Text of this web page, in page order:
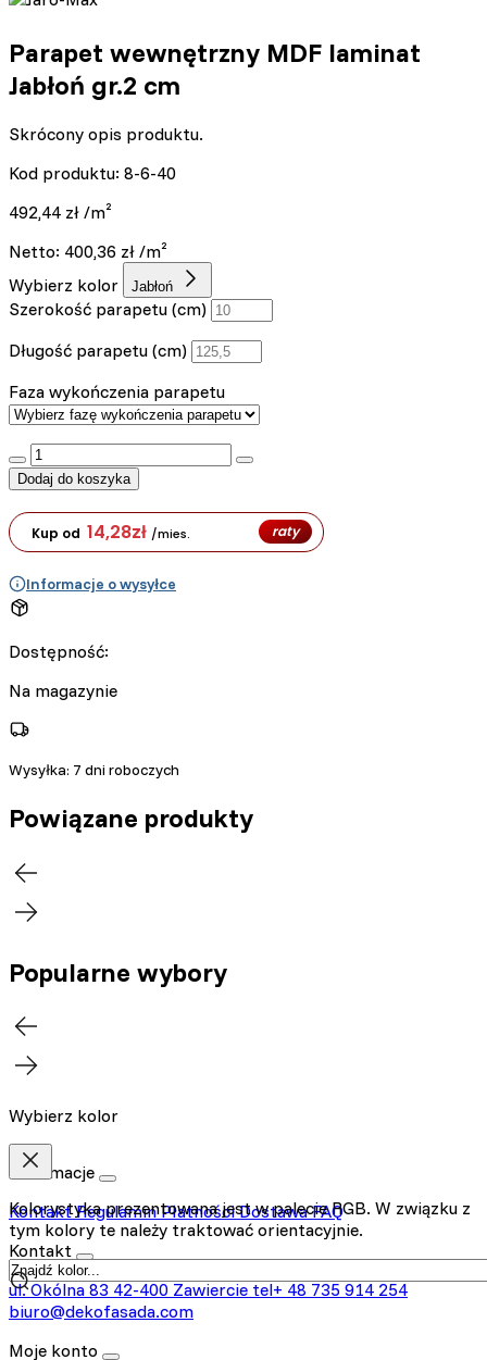
Parapet wewnętrzny MDF laminat
Jabłoń gr.2 cm
Skrócony opis produktu.
Kod produktu: 8-6-40
492,44 zł /m²
Netto: 400,36 zł /m²
Wybierz kolor
Jabłoń
Szerokość parapetu (cm)
Długość parapetu (cm)
Faza wykończenia parapetu
:product_name quantity
Dodaj do koszyka
Kup od 14,28zł /mies. raty
Informacje o wysyłce
Dostępność:
Na magazynie
Wysyłka: 7 dni roboczych
Powiązane produkty
Popularne wybory
Wybierz kolor
Kolorystyka prezentowana jest w palecie RGB. W związku z
tym kolory te należy traktować orientacyjnie.
Informacje
KontaktRegulaminPłatnościDostawaFAQ
Kontakt
ul. Okólna 83 42-400 Zawiercie tel+ 48 735 914 254
biuro@dekofasada.com
Moje konto